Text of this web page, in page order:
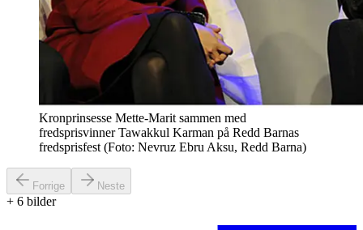
Kronprinsesse Mette-Marit sammen med
fredsprisvinner Tawakkul Karman på Redd Barnas
fredsprisfest (Foto: Nevruz Ebru Aksu, Redd Barna)
Forrige Neste
+ 6 bilder